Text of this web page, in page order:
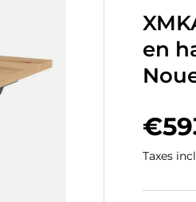
en
Prix
Taxes